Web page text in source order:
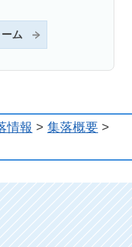
ム
情報 > 集落概要 >